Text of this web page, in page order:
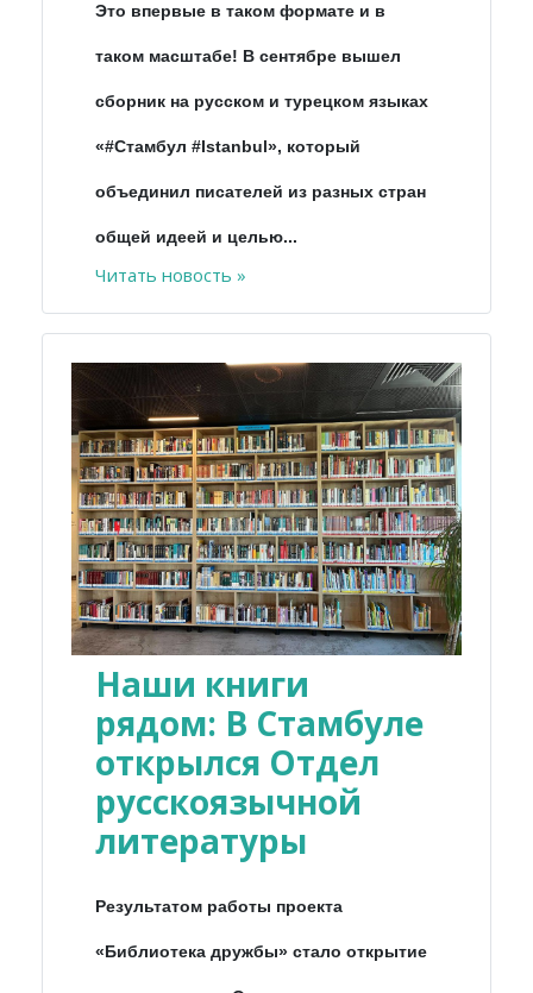
Это впервые в таком формате и в
таком масштабе! В сентябре вышел
сборник на русском и турецком языках
«#Стамбул #Istanbul», который
объединил писателей из разных стран
общей идеей и целью...
Читать новость »
Наши книги
рядом: В Стамбуле
открылся Отдел
русскоязычной
литературы
Результатом работы проекта
«Библиотека дружбы» стало открытие